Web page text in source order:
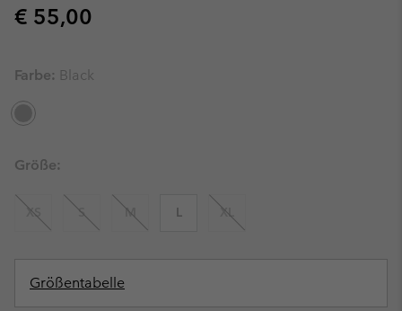
Regular price:
€ 55,00
Farbe: Black
Größe:
XS S M L XL
Größentabelle